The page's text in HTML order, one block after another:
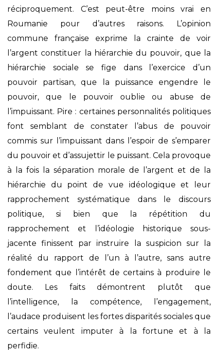
réciproquement. C’est peut-être moins vrai en
Roumanie pour d’autres raisons. L’opinion
commune française exprime la crainte de voir
l’argent constituer la hiérarchie du pouvoir, que la
hiérarchie sociale se fige dans l’exercice d’un
pouvoir partisan, que la puissance engendre le
pouvoir, que le pouvoir oublie ou abuse de
l’impuissant. Pire : certaines personnalités politiques
font semblant de constater l’abus de pouvoir
commis sur l’impuissant dans l’espoir de s’emparer
du pouvoir et d’assujettir le puissant. Cela provoque
à la fois la séparation morale de l’argent et de la
hiérarchie du point de vue idéologique et leur
rapprochement systématique dans le discours
politique, si bien que la répétition du
rapprochement et l’idéologie historique sous-
jacente finissent par instruire la suspicion sur la
réalité du rapport de l’un à l’autre, sans autre
fondement que l’intérêt de certains à produire le
doute. Les faits démontrent plutôt que
l’intelligence, la compétence, l’engagement,
l’audace produisent les fortes disparités sociales que
certains veulent imputer à la fortune et à la
perfidie.